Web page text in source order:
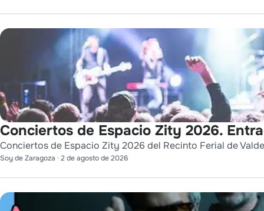
Conciertos de Espacio Zity 2026.
Conciertos de Espacio Zity 2026 del Recinto Ferial de
Soy de Zaragoza · 2 de agosto de 2026